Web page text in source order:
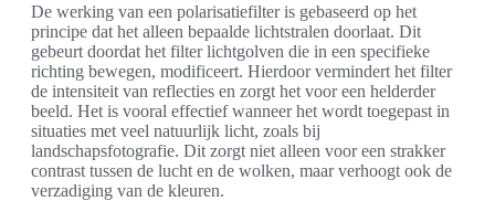
De werking van een polarisatiefilter is gebaseerd op het
principe dat het alleen bepaalde lichtstralen doorlaat. Dit
gebeurt doordat het filter lichtgolven die in een specifieke
richting bewegen, modificeert. Hierdoor vermindert het filter
de intensiteit van reflecties en zorgt het voor een helderder
beeld. Het is vooral effectief wanneer het wordt toegepast in
situaties met veel natuurlijk licht, zoals bij
landschapsfotografie. Dit zorgt niet alleen voor een strakker
contrast tussen de lucht en de wolken, maar verhoogt ook de
verzadiging van de kleuren.